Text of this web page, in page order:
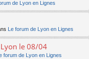
de Lyon en Lignes
Le forum de Lyon en Lignes
le 08/04
forum de Lyon en Lignes